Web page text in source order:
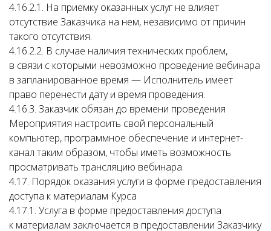
4.16.2.1. На приемку оказанных услуг не влияет
отсутствие Заказчика на нем, независимо от причин
такого отсутствия.
4.16.2.2. В случае наличия технических проблем,
в связи с которыми невозможно проведение вебинара
в запланированное время — Исполнитель имеет
право перенести дату и время проведения.
4.16.3. Заказчик обязан до времени проведения
Мероприятия настроить свой персональный
компьютер, программное обеспечение и интернет-
канал таким образом, чтобы иметь возможность
просматривать трансляцию вебинара.
4.17. Порядок оказания услуги в форме предоставления
доступа к материалам Курса
4.17.1. Услуга в форме предоставления доступа
к материалам заключается в предоставлении Заказчику